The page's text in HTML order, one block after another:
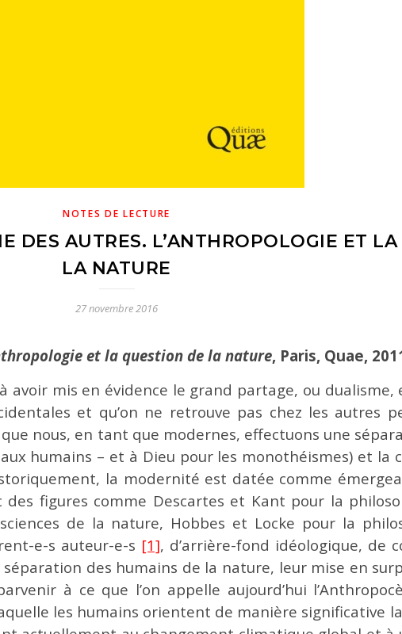
NOTES DE LECTURE
DES AUTRES. L’ANTHROPOLOGIE ET
LA NATURE
27 novembre 2016
et la question de la nature, Paris, Quae,
avoir mis en évidence le grand partage, ou
et qu’on ne retrouve pas chez les autres
nous, en tant que modernes, effectuons une
humains – et à Dieu pour les monothéismes) et la
la modernité est datée comme
des figures comme Descartes et Kant pour la
de la nature, Hobbes et Locke pour la
e-s auteur-e-s [1], d’arrière-fond idéologique, de
des humains de la nature, leur mise en
à ce que l’on appelle aujourd’hui
les humains orientent de manière significative